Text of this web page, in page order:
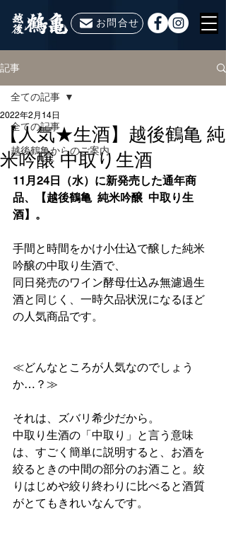
お問合せ
記事
全ての記事
越後鶴亀からのご案内
全ての記事
【人気★生酒】越後鶴亀 純
米吟醸 中取り生酒
2022年2月14日
11月24日（水）に新発売した通年商
品、【越後鶴亀  純米吟醸  中取り生
酒】。
手間と時間をかけ小仕込で醸した純米
吟醸の中取り生酒で、
同日発売のワイン酵母仕込み無濾過生
酒と同じく、一時欠品状況になるほど
の人気商品です。
≪どんなところが人気なのでしょう
か…？≫
それは、ズバリ希少だから。
中取り生酒の「中取り」と言う意味
は、すごく簡単に説明すると、お酒を
絞るときの中間の部分のお酒こと。絞
りはじめや絞り終わりに比べると酒質
がとてもきれいなんです。